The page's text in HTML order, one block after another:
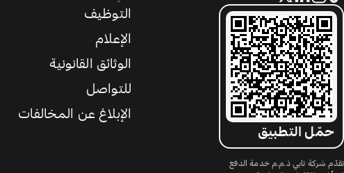
حمّل التطبيق
تقدّم شركة تابي ذ.م.م خدمة الدفع
التوظيف
الإعلام
الوثائق القانونية
للتواصل
الإبلاغ عن المخالفات